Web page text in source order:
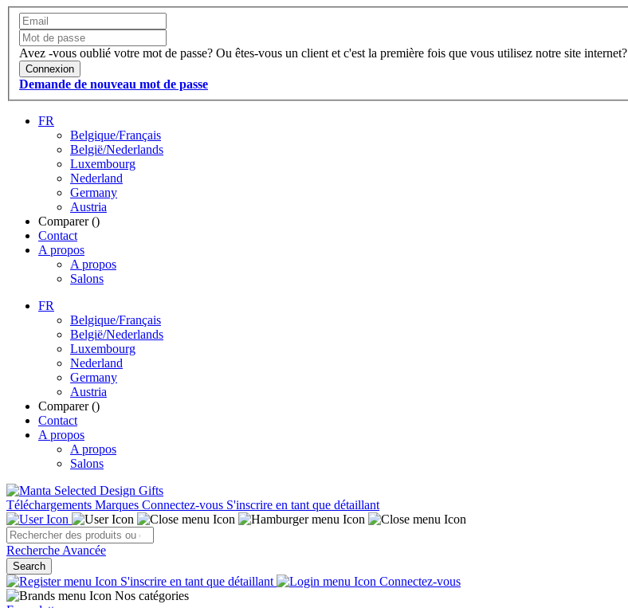
Avez -vous oublié votre mot de passe? Ou êtes-vous un client et c'est la première fois que vous utilisez notre site internet?
Connexion
Demande de nouveau mot de passe
FR
Belgique/Français
België/Nederlands
Luxembourg
Nederland
Germany
Austria
Comparer ()
Contact
A propos
A propos
Salons
FR
Belgique/Français
België/Nederlands
Luxembourg
Nederland
Germany
Austria
Comparer ()
Contact
A propos
A propos
Salons
Téléchargements Marques Connectez-vous S'inscrire en tant que détaillant
Recherche Avancée
Search
S'inscrire en tant que détaillant
Connectez-vous
Nos catégories